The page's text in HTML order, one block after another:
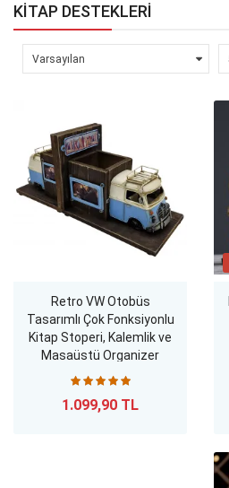
KITAP DESTEKLERI
Retro VW Otobüs
Tasarımlı Çok Fonksiyonlu
Kitap Stoperi, Kalemlik ve
Masaüstü Organizer
1.099,90 TL